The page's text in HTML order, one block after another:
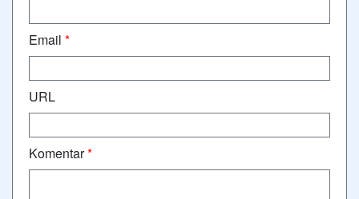
Email *
URL
Komentar*